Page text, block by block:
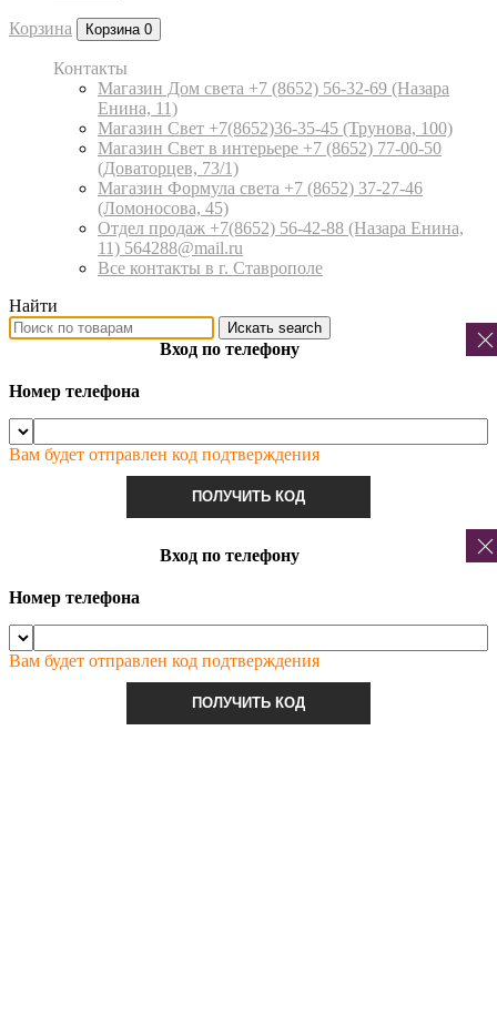
Корзина Корзина 0
Контакты
Магазин Дом света +7 (8652) 56-32-69 (Назара
Енина, 11)
Магазин Свет +7(8652)36-35-45 (Трунова, 100)
Магазин Свет в интерьере +7 (8652) 77-00-50
(Доваторцев, 73/1)
Магазин Формула света +7 (8652) 37-27-46
(Ломоносова, 45)
Отдел продаж +7(8652) 56-42-88 (Назара Енина,
11) 564288@mail.ru
Все контакты в г. Ставрополе
Найти
Искать search
Вход по телефону
Номер телефона
Вам будет отправлен код подтверждения
ПОЛУЧИТЬ КОД
Вход по телефону
Номер телефона
Вам будет отправлен код подтверждения
ПОЛУЧИТЬ КОД